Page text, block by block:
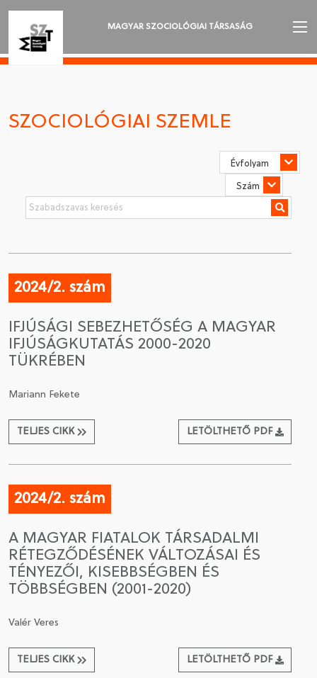
MAGYAR SZOCIOLÓGIAI TÁRSASÁG
SZOCIOLÓGIAI SZEMLE
CSATLAKOZÁS A TÁRSASÁGHOZ / MEGÚJÍTOM A
TAGSÁGOMAT
SZOCIOLÓGIAI SZEMLE
2024/2. szám
IFJÚSÁGI SEBEZHETŐSÉG A MAGYAR
IFJÚSÁGKUTATÁS 2000-2020
TÜKRÉBEN
Mariann Fekete
TELJES CIKK LETÖLTHETŐ PDF
2024/2. szám
A MAGYAR FIATALOK TÁRSADALMI
RÉTEGZŐDÉSÉNEK VÁLTOZÁSAI ÉS
TÉNYEZŐI, KISEBBSÉGBEN ÉS
TÖBBSÉGBEN (2001-2020)
Valér Veres
TELJES CIKK LETÖLTHETŐ PDF